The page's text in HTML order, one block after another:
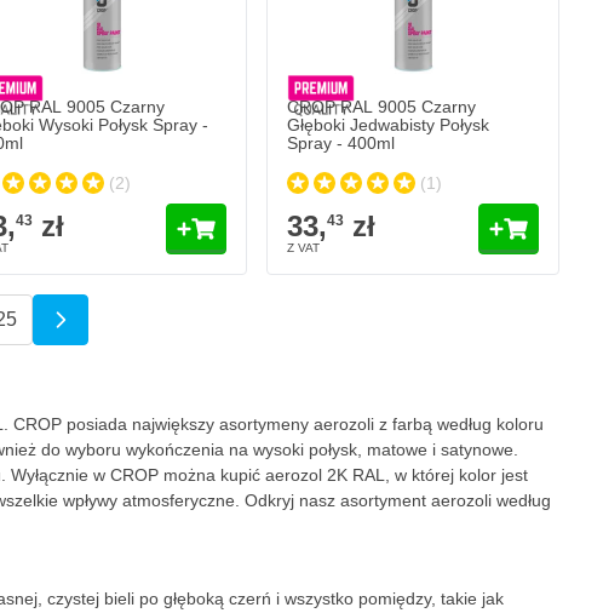
RAL 9005 Czarny
Wysoki Połysk Spray -
(2)
43zł
CROP RAL 9005 Czarny
Głęboki Jedwabisty Połysk
Spray - 400ml
(1)
33,43 zł
Strona
posiada największy asortymeny aerozoli z farbą według koloru
do wyboru wykończenia na wysoki połysk, matowe i satynowe.
w CROP można kupić aerozol 2K RAL, w której kolor jest
wpływy atmosferyczne. Odkryj nasz asortyment aerozoli według
czystej bieli po głęboką czerń i wszystko pomiędzy, takie jak